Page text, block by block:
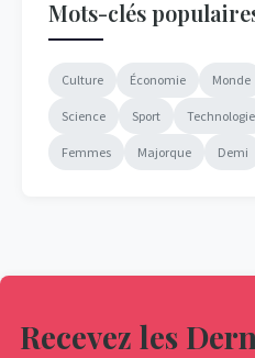
Mots-clés
Culture Économie Monde
Science Sport Technologie
Femmes Majorque Demi
Recevez les